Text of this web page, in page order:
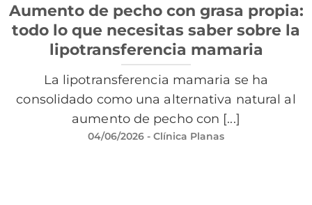
Aumento de pecho con grasa propia:
todo lo que necesitas saber sobre la
lipotransferencia mamaria
La lipotransferencia mamaria se ha
consolidado como una alternativa natural al
aumento de pecho con [...]
04/06/2026 - Clínica Planas